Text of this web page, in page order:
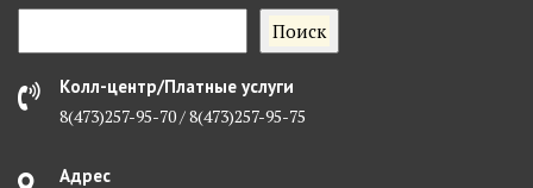
Поиск
Колл-центр/Платные услуги
8(473)257-95-70 / 8(473)257-95-75
Адрес